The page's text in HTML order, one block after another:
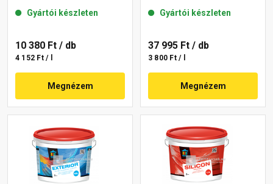
Gyártói készleten
10 380 Ft / db
4 152 Ft / l
Megnézem
Gyártói készleten
37 995 Ft / db
3 800 Ft / l
Megnézem